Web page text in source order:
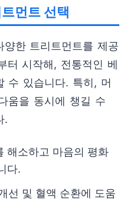
먼트 선택
양한 트리트먼트를 제공
터 시작해, 전통적인 베
수 있습니다. 특히, 머
움을 동시에 챙길 수
.
해소하고 마음의 평화
다.
선 및 혈액 순환에 도움